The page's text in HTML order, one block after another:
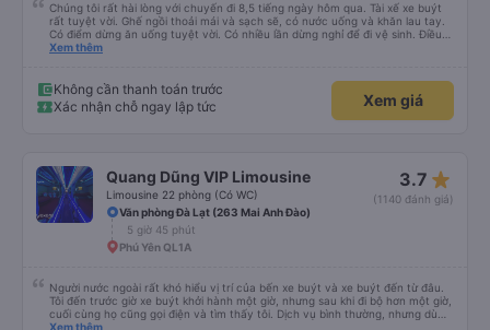
Chúng tôi rất hài lòng với chuyến đi 8,5 tiếng ngày hôm qua. Tài xế xe buýt
rất tuyệt vời. Ghế ngồi thoải mái và sạch sẽ, có nước uống và khăn lau tay.
Có điểm dừng ăn uống tuyệt vời. Có nhiều lần dừng nghỉ để đi vệ sinh. Điều
duy nhất tôi muốn đề xuất để cải thiện là cho phép thanh toán bằng thẻ
Xem thêm
Không cần thanh toán trước
Xác nhận chỗ ngay lập tức
Xem giá
Quang Dũng VIP Limousine
Limousine 22 phòng (Có WC)
3.7 star_rate
(1140 đánh giá)
Văn phòng Đà Lạt (263 Mai Anh Đào)
5 giờ 45 phút
Phú Yên QL1A
Người nước ngoài rất khó hiểu vị trí của bến xe buýt và xe buýt đến từ đâu.
Tôi đến trước giờ xe buýt khởi hành một giờ, nhưng sau khi đi bộ hơn một giờ,
cuối cùng họ cũng gọi điện và tìm thấy tôi. Dịch vụ bình thường, nhưng dù
sao thì tôi ngủ ngon hơn ở khách sạn vì tôi rất thoải mái. Sẽ tuyệt hơn nếu
Xem thêm